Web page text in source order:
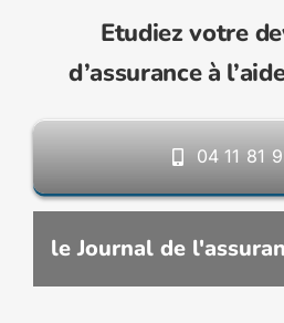
Etudiez votre
d’assurance à
04 11 81
le Journal de
assurance VTC moins